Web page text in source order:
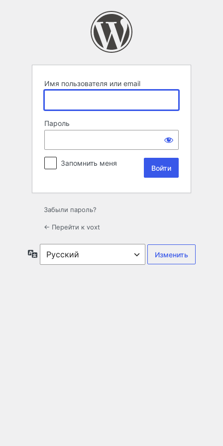
Имя пользователя или email
Пароль
Запомнить меня
Забыли пароль?
← Перейти к voxt
Язык